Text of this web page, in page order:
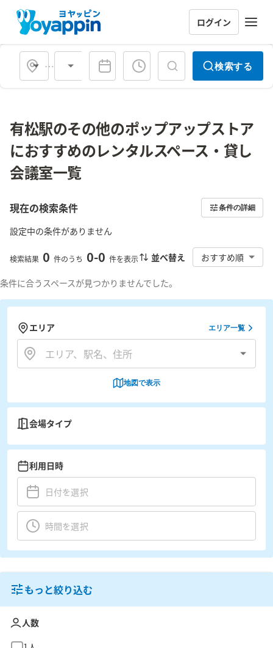
ログイン
会場タイプ 検索する
有松駅のその他のポップアップストア
におすすめのレンタルスペース・貸し
会議室一覧
現在の検索条件 条件の詳細
設定中の条件がありません
検索結果 0 件のうち 0-0 件を表示 並べ替え おすすめ順
条件に合うスペースが見つかりませんでした。
エリア エリア一覧
地図で表示
会場タイプ
利用日時
もっと絞り込む
人数